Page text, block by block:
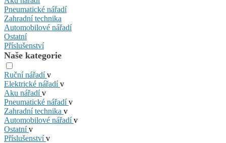
Pneumatické nářadí
Zahradní technika
Automobilové nářadí
Ostatní
Příslušenství
Naše kategorie
Ruční nářadív
Elektrické nářadív
Aku nářadív
Pneumatické nářadív
Zahradní technika v
Automobilové nářadív
Ostatnív
Příslušenstvív